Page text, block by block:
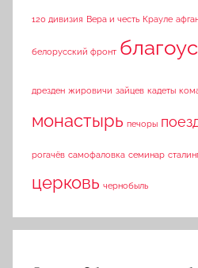
120 дивизия Вера и честь Крауле
белорусский фронт
дрезден жировичи зайцев кадеты
монастырь печоры
рогачёв самофаловка семинар
церковь чернобыль